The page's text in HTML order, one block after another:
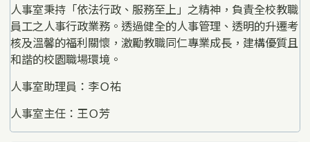
人事室秉持「依法行政、服務至上」之精神，負責全校教職
員工之人事行政業務。透過健全的人事管理、透明的升遷考
核及溫馨的福利關懷，激勵教職同仁專業成長，建構優質且
和諧的校園職場環境。
人事室助理員：李Ｏ祐
人事室主任：王Ｏ芳